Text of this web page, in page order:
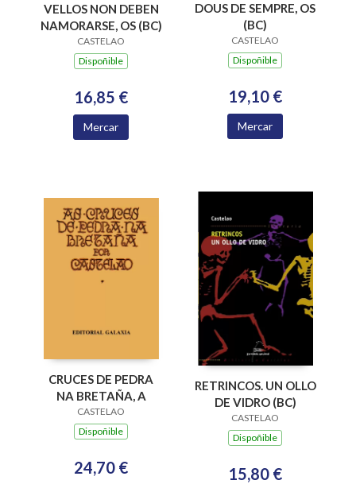
VELLOS NON DEBEN
NAMORARSE, OS (BC)
CASTELAO
Dispoñible
16,85 €
Mercar
DOUS DE SEMPRE, OS
(BC)
CASTELAO
Dispoñible
19,10 €
Mercar
CRUCES DE PEDRA
NA BRETAÑA, A
CASTELAO
Dispoñible
24,70 €
RETRINCOS. UN OLLO
DE VIDRO (BC)
CASTELAO
Dispoñible
15,80 €